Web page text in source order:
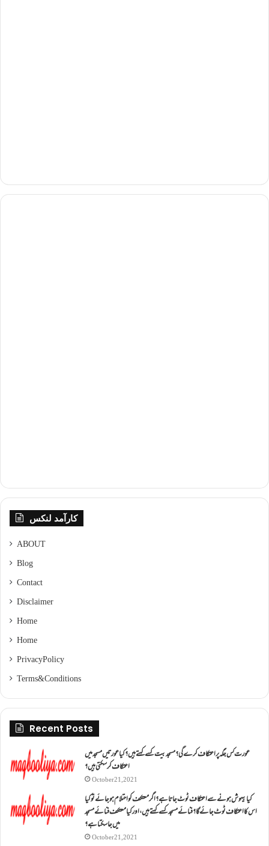
کارآمد لنکس
ABOUT
Blog
Contact
Disclaimer
Home
Home
Privacy Policy
Terms & Conditions
Recent Posts
عورت کس جگہ پر اعتکاف کرے گی؟مسجد بیت کسے کہتے ہیں؟کیا عورتیں مسجد میں
اعتکاف کر سکتی ہیں؟
October 21, 2021
کیا بیہوش ہونے سے اعتکاف ٹوٹ جاتا ہے؟ اگر معتکف کو احتلام ہو جائے تو کیا
اس کا اعتکاف ٹوٹ جائے گا؟فنائے مسجد کسے کہتے ہیں ، اور کیا معتکف فنائے مسجد
میں جا سکتا ہے؟
October 21, 2021